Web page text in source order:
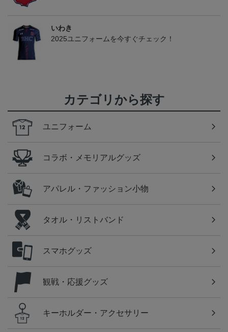
いわき
2025ユニフォームを今すぐチェック！
カテゴリから探す
ユニフォーム
コラボ・メモリアルグッズ
アパレル・ファッション小物
タオル・リストバンド
スマホグッズ
観戦・応援グッズ
キーホルダー・アクセサリー